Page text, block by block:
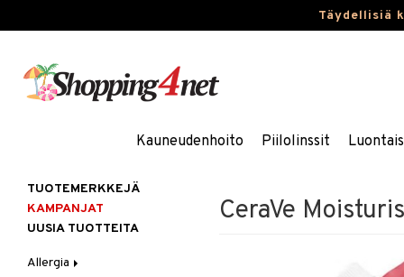
Täydellisiä
Kauneudenhoito Piilolinssit
CeraVe
TUOTEMERKKEJÄ
KAMPANJAT
UUSIA TUOTTEITA
Allergia